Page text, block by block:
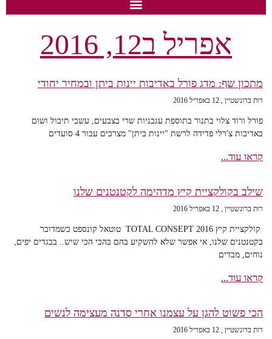
אפריל ב12, 2016
מתכון שף: מדג פורל באדיבות יינות ביתן ובמחיר יחודי
רות ברונשטיין 12 באפריל 2016
פורל ורוד צלוי בתנור בתוספת עגבניות שרי בצבעים, עשבי תיבול ושום
באדיבות צ'רלי פדידה לרשת "יינות ביתן" מצרכים עבור 4 סועדים
קראו עוד...
שילב בקולקציית קיץ מדהימה לקטנטנים שלנו
רות ברונשטיין 12 באפריל 2016
קולקציית קיץ 2016 TOTAL CONSEPT טוטאל קונספט כשמדובר
בקטנטנים שלנו, אי אפשר שלא להשקיע בהם בהכי הכי שיש.. בבגדים יפים,
נוחים, מבדים
קראו עוד...
הכי פשוט להגן על עצמנו אחרי סדנה מעצימה לנשים
רות ברונשטיין 12 באפריל 2016